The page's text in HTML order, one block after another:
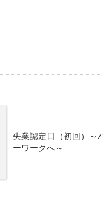
失業認定日（初回）～
ーワークへ～